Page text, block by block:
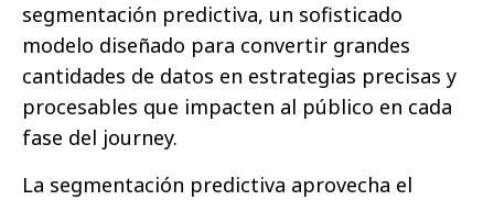
segmentación predictiva, un sofisticado
modelo diseñado para convertir grandes
cantidades de datos en estrategias precisas y
procesables que impacten al público en cada
fase del journey.
La segmentación predictiva aprovecha el